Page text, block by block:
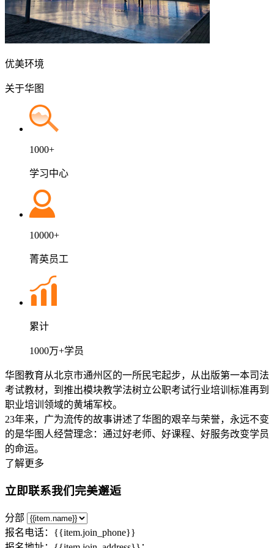
优美环境
关于华图
1000+
学习中心
10000+
菁英员工
累计
1000万+学员
华图教育从北京市通州区的一所民宅起步，从出版第一本司法
考试教材，到推出模块教学法树立公职考试行业培训标准再到
职业培训领域的黄埔军校。
23年来，广为流传的故事讲述了华图的艰辛与荣誉，永远不变
的是华图人经营理念：通过好老师、好课程、好服务改变学员
的命运。
了解更多
立即联系我们完美邂逅
分部
报名电话：{{item.join_phone}}